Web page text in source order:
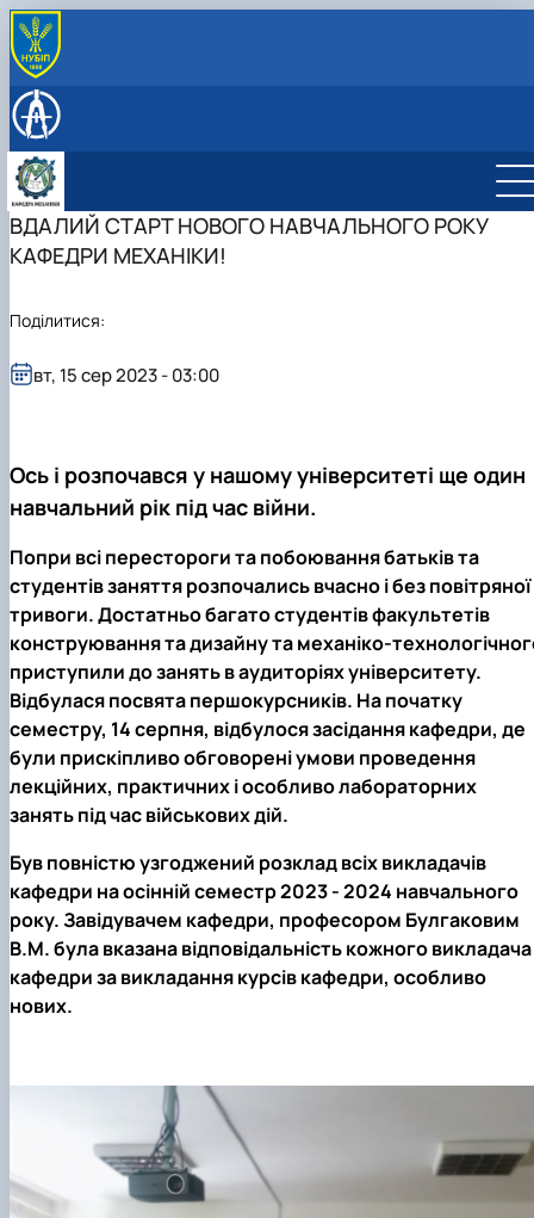
ПРО КАФЕДРУ
Робочі програми навчальних дисциплін
Робочі програми навчальних дисциплін
Освітньо-професійна програма
2025-2026 н.р.
Освітні компоненти (робочі програми) ОПП
ВДАЛИЙ СТАРТ НОВОГО НАВЧАЛЬНОГО РОКУ
КАФЕДРИ МЕХАНІКИ!
Ось і розпочався у нашому університеті ще один
навчальний рік під час війни.
Попри всі перестороги та побоювання батьків та
студентів заняття розпочались вчасно і без повітряної
тривоги. Достатньо багато студентів факультетів
конструювання та дизайну та механіко-
приступили до занять в аудиторіях університету.
Відбулася посвята першокурсників. На початку
семестру, 14 серпня, відбулося засідання кафедри, де
були прискіпливо обговорені умови проведення
лекційних, практичних і особливо лабораторних
занять під час військових дій.
Був повністю узгоджений розклад всіх викладачів
кафедри на осінній семестр 2023 - 2024 навчального
року. Завідувачем кафедри, професором Булгаковим
В.М. була вказана відповідальність кожного викладача
кафедри за викладання курсів кафедри, особливо
нових.
вт, 15 сер 2023 - 03:00
Поділитися: